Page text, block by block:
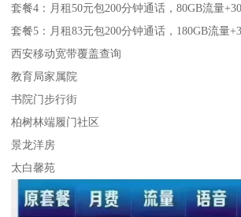
套餐4：月租50元包200分钟通话，80GB流量
套餐5：月租83元包200分钟通话，180GB流量
西安移动宽带覆盖查询
教育局家属院
书院门步行街
柏树林端履门社区
景龙洋房
太白馨苑